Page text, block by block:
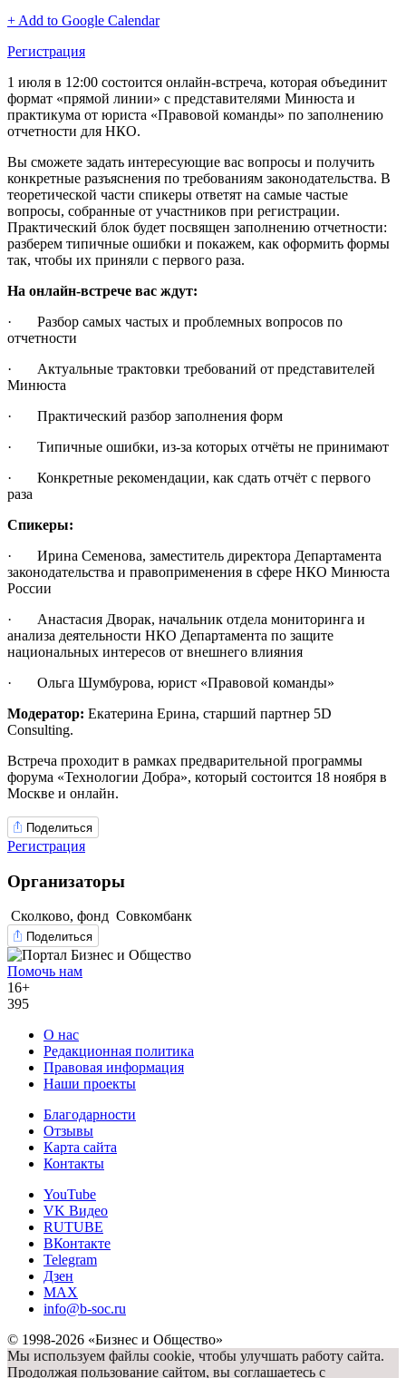
+ Add to Google Calendar
Регистрация
1 июля в 12:00 состоится онлайн-встреча, которая объединит
формат «прямой линии» с представителями Минюста и
практикума от юриста «Правовой команды» по заполнению
отчетности для НКО.
Вы сможете задать интересующие вас вопросы и получить
конкретные разъяснения по требованиям законодательства. В
теоретической части спикеры ответят на самые частые
вопросы, собранные от участников при регистрации.
Практический блок будет посвящен заполнению отчетности:
разберем типичные ошибки и покажем, как оформить формы
так, чтобы их приняли с первого раза.
На онлайн-встрече вас ждут:
· Разбор самых частых и проблемных вопросов по
отчетности
· Актуальные трактовки требований от представителей
Минюста
· Практический разбор заполнения форм
· Типичные ошибки, из-за которых отчёты не принимают
· Конкретные рекомендации, как сдать отчёт с первого
раза
Спикеры:
· Ирина Семенова, заместитель директора Департамента
законодательства и правоприменения в сфере НКО Минюста
России
· Анастасия Дворак, начальник отдела мониторинга и
анализа деятельности НКО Департамента по защите
национальных интересов от внешнего влияния
· Ольга Шумбурова, юрист «Правовой команды»
Модератор: Екатерина Ерина, старший партнер 5D
Consulting.
Встреча проходит в рамках предварительной программы
форума «Технологии Добра», который состоится 18 ноября в
Москве и онлайн.
Поделиться
Регистрация
Организаторы
Сколково, фонд Совкомбанк
Поделиться
Помочь нам
16+
395
О нас
Редакционная политика
Правовая информация
Наши проекты
Благодарности
Отзывы
Карта сайта
Контакты
YouTube
VK Видео
RUTUBE
ВКонтакте
Telegram
Дзен
MAX
info@b-soc.ru
© 1998-2026 «Бизнес и Общество»
Мы используем файлы cookie, чтобы улучшать работу сайта.
Продолжая пользование сайтом, вы соглашаетесь с